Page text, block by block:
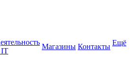
IT
Магазины Контакты Ещё